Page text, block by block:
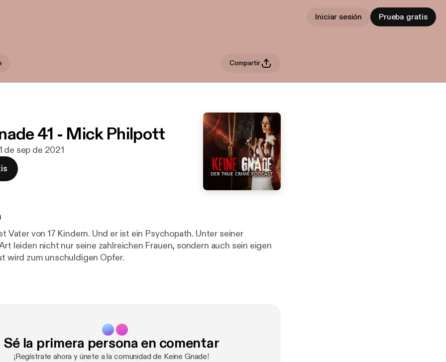
Iniciar sesión Prueba gratis
Compartir
41 - Mick Philpott
de sep de 2021
Vater von 17 Kindern. Und er ist ein Psychopath. Unter seiner
leiden nicht nur seine zahlreichen Frauen, sondern auch sein eigen
wird zum unschuldigen Opfer.
Sé la primera persona en comentar
¡Regístrate ahora y únete a la comunidad de Keine Gnade!